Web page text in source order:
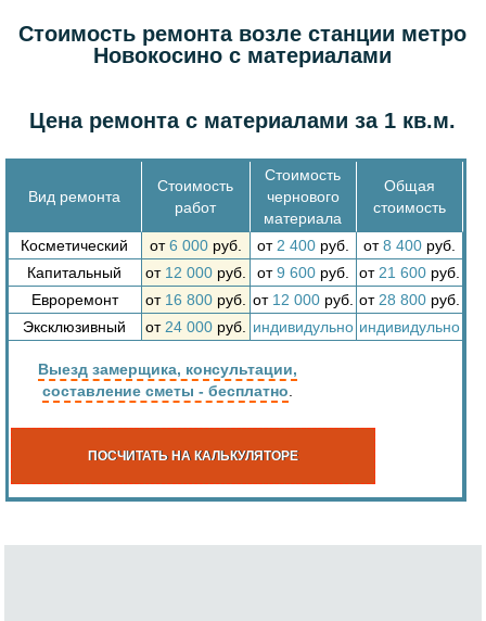
Стоимость ремонта возле станции метро
Новокосино с материалами
Цена ремонта с материалами за 1 кв.м.
Вид ремонта
Стоимость
работ
Стоимость
чернового
материала
Общая
стоимость
Косметический от6 000руб. от 2 400руб. от8 400руб.
Капитальный
от 12 000руб. от9 600руб. от 21 600руб.
Евроремонт
от 16 800руб. от 12 000руб. от 28 800руб.
Эксклюзивный
от 24 000руб. индивидульно индивидульно
Выезд замерщика, консультации,
составление сметы - бесплатно
ПОСЧИТАТЬ НА КАЛЬКУЛЯТОРЕ